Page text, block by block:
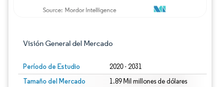
Visión General del Mercado
Período de Estudio 2020 - 2031
Tamaño del Mercado
1.89 Mil millones de dólares